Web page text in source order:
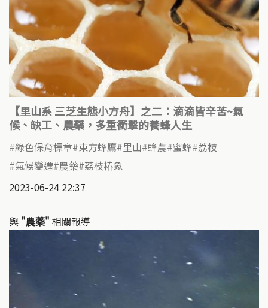
【里山系 三芝生態小方舟】之二：滴滴皆辛苦~氣
候、缺工、農藥，多重衝擊的養蜂人生
綠色保育標章 東方蜂鷹 里山 蜂農 蜜蜂 荔枝
氣候變遷 農藥 荔枝椿象
2023-06-24 22:37
與 "農藥" 相關報導